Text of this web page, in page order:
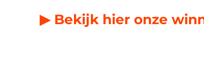
▶ Bekijk hier onze